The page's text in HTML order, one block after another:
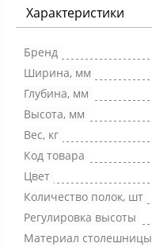
Характеристики
Бренд
Ширина, мм
Глубина, мм
Высота, мм
Вес, кг
Код товара
Цвет
Количество полок, шт
Регулировка высоты
Материал столешницы